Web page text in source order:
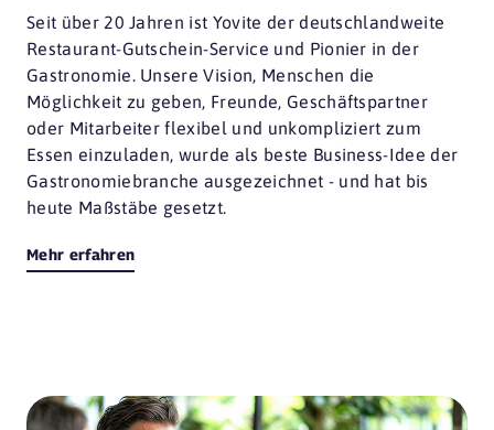
Seit über 20 Jahren ist Yovite der deutschlandweite
Restaurant-Gutschein-Service und Pionier in der
Gastronomie. Unsere Vision, Menschen die
Möglichkeit zu geben, Freunde, Geschäftspartner
oder Mitarbeiter flexibel und unkompliziert zum
Essen einzuladen, wurde als beste Business-Idee der
Gastronomiebranche ausgezeichnet - und hat bis
heute Maßstäbe gesetzt.
Mehr erfahren